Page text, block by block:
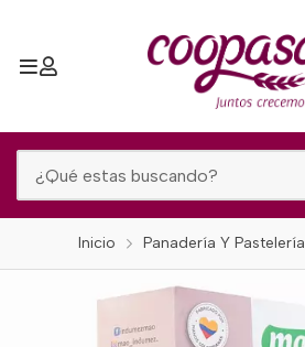
Inicio Panadería Y Pastelería